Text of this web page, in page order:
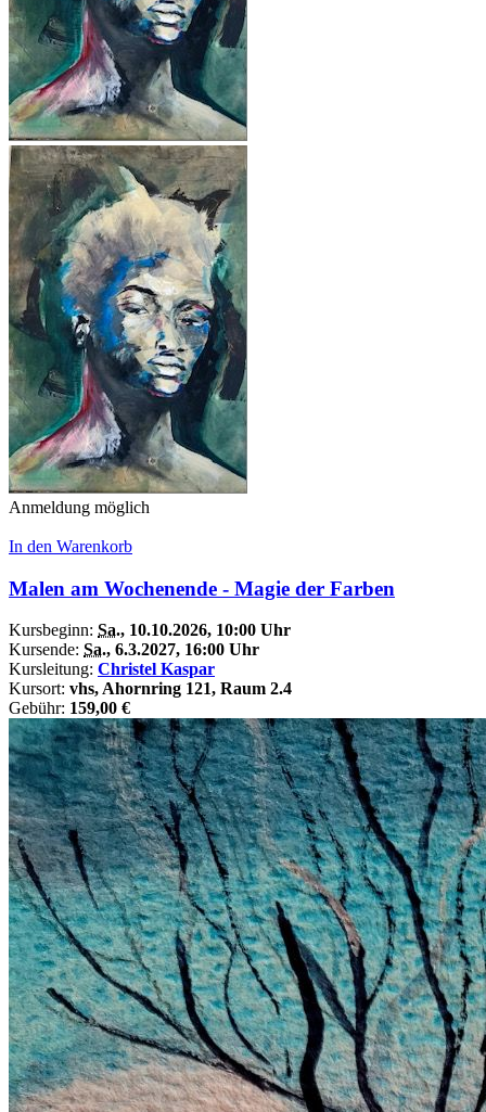
Anmeldung möglich
In den Warenkorb
Malen am Wochenende - Magie der Farben
Kursbeginn: Sa., 10.10.2026, 10:00 Uhr
Kursende: Sa., 6.3.2027, 16:00 Uhr
Kursleitung: Christel Kaspar
Kursort: vhs, Ahornring 121, Raum 2.4
Gebühr: 159,00 €